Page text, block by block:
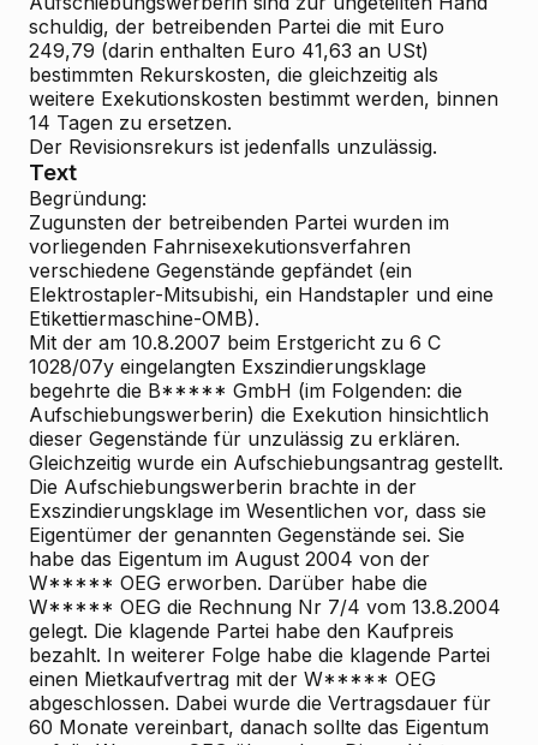
schuldig, der betreibenden Partei die mit Euro
249,79 (darin enthalten Euro 41,63 an USt)
bestimmten Rekurskosten, die gleichzeitig als
weitere Exekutionskosten bestimmt werden, binnen
14 Tagen zu ersetzen.
Der Revisionsrekurs ist jedenfalls unzulässig.
Text
Begründung:
Zugunsten der betreibenden Partei wurden im
vorliegenden Fahrnisexekutionsverfahren
verschiedene Gegenstände gepfändet (ein
Elektrostapler-Mitsubishi, ein Handstapler und eine
Etikettiermaschine-OMB).
Mit der am 10.8.2007 beim Erstgericht zu 6 C
1028/07y eingelangten Exszindierungsklage
begehrte die B***** GmbH (im Folgenden: die
Aufschiebungswerberin) die Exekution hinsichtlich
dieser Gegenstände für unzulässig zu erklären.
Gleichzeitig wurde ein Aufschiebungsantrag gestellt.
Die Aufschiebungswerberin brachte in der
Exszindierungsklage im Wesentlichen vor, dass sie
Eigentümer der genannten Gegenstände sei. Sie
habe das Eigentum im August 2004 von der
W***** OEG erworben. Darüber habe die
W***** OEG die Rechnung Nr 7/4 vom 13.8.2004
gelegt. Die klagende Partei habe den Kaufpreis
bezahlt. In weiterer Folge habe die klagende Partei
einen Mietkaufvertrag mit der W***** OEG
abgeschlossen. Dabei wurde die Vertragsdauer für
60 Monate vereinbart, danach sollte das Eigentum